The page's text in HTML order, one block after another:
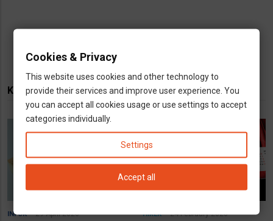
KAPCSOLÓDÓ TARTALMAK
INFÓK 29 April 2026 HÍREK 24 February 2026
Cookies & Privacy
This website uses cookies and other technology to
provide their services and improve user experience. You
you can accept all cookies usage or use settings to accept
categories individually.
Settings
Accept all